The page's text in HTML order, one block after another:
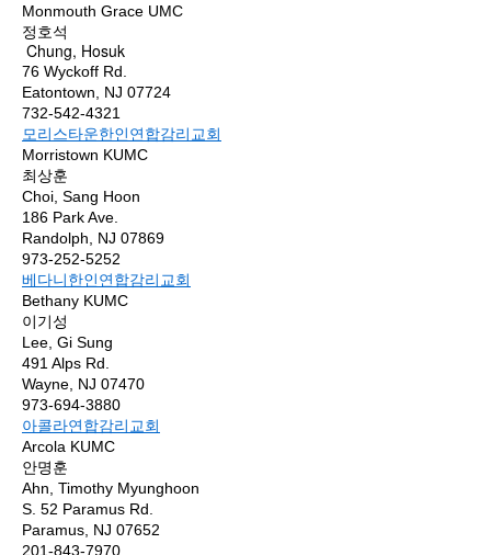
Monmouth Grace UMC
정호석
Chung, Hosuk
76 Wyckoff Rd.
Eatontown, NJ 07724
732-542-4321
모리스타운한인연합감리교회
Morristown KUMC
최상훈
Choi, Sang Hoon
186 Park Ave.
Randolph, NJ 07869
973-252-5252
베다니한인연합감리교회
Bethany KUMC
이기성
Lee, Gi Sung
491 Alps Rd.
Wayne, NJ 07470
973-694-3880
아콜라연합감리교회
Arcola KUMC
안명훈
Ahn, Timothy Myunghoon
S. 52 Paramus Rd.
Paramus, NJ 07652
201-843-7970